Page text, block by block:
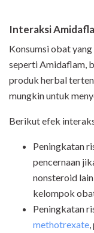
Interaksi
Konsumsi obat
seperti Amidaflam,
produk herbal
mungkin untuk
Berikut efek
Peningkatan
pencernaan
nonsteroid
kelompok
Peningkatan
methotrexate,